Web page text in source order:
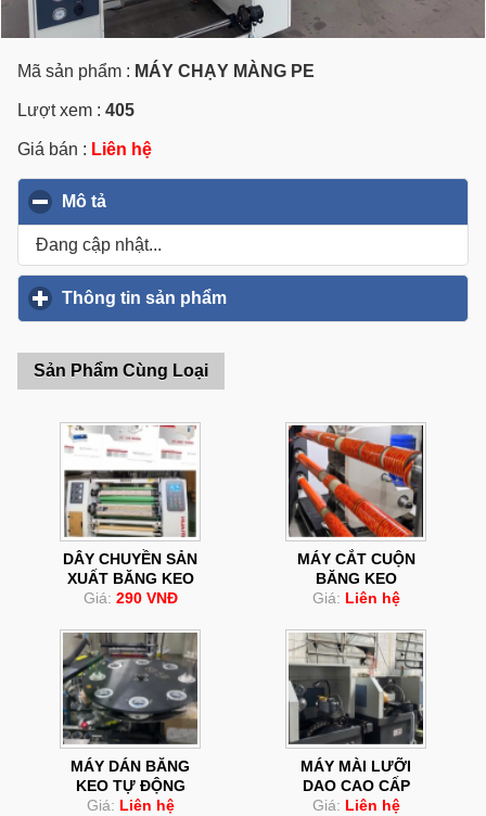
Mã sản phẩm : MÁY CHẠY MÀNG PE
Lượt xem : 405
Giá bán : Liên hệ
Mô tả
Đang cập nhật...
Thông tin sản phẩm
Sản Phẩm Cùng Loại
DÂY CHUYỀN SẢN
XUẤT BĂNG KEO
Giá: 290 VNĐ
MÁY CẮT CUỘN
BĂNG KEO
Giá: Liên hệ
MÁY DÁN BĂNG
KEO TỰ ĐỘNG
Giá: Liên hệ
MÁY MÀI LƯỠI
DAO CAO CẤP
Giá: Liên hệ